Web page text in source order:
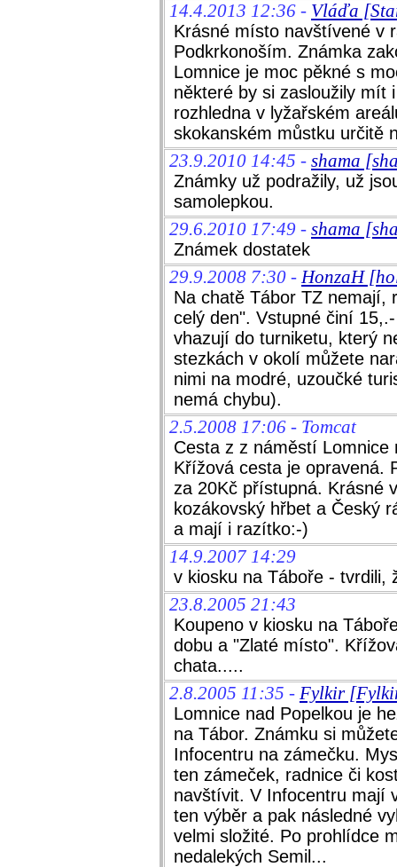
14.4.2013 12:36 - Vláďa
Krásné místo navštívené v
Podkrkonoším. Známka
Lomnice je moc pěkné s
některé by si zasloužily mít
rozhledna v lyžařském
skokanském můstku určitě
23.9.2010 14:45 - shama
Známky už podražily, už
samolepkou.
29.6.2010 17:49 - shama
Známek dostatek
29.9.2008 7:30 - HonzaH
Na chatě Tábor TZ nemají,
celý den". Vstupné činí
vhazují do turniketu, který
stezkách v okolí můžete
nimi na modré, uzoučké
nemá chybu).
2.5.2008 17:06 - Tomcat
Cesta z z náměstí
Křížová cesta je opravená.
za 20Kč přístupná. Krásné
kozákovský hřbet a Český
a mají i razítko:-)
14.9.2007 14:29
v kiosku na Táboře - tvrdili,
23.8.2005 21:43
Koupeno v kiosku na
dobu a "Zlaté místo".
chata.....
2.8.2005 11:35 - Fylkir
Lomnice nad Popelkou je
na Tábor. Známku si
Infocentru na zámečku.
ten zámeček, radnice či
navštívit. V Infocentru mají
ten výběr a pak následné
velmi složité. Po prohlídce
nedalekých Semil...